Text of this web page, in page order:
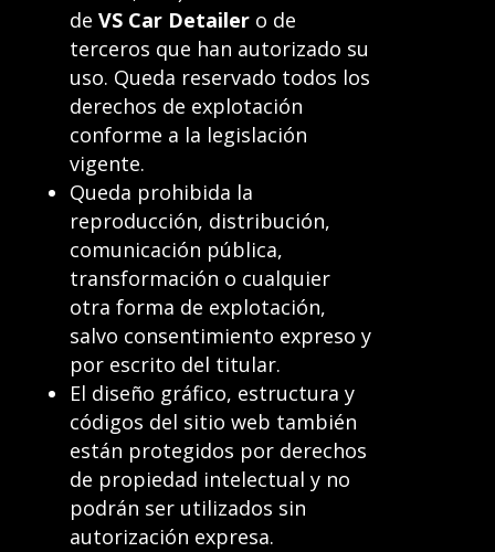
de VS Car Detailer o de
terceros que han autorizado su
uso. Queda reservado todos los
derechos de explotación
conforme a la legislación
vigente.
Queda prohibida la
reproducción, distribución,
comunicación pública,
transformación o cualquier
otra forma de explotación,
salvo consentimiento expreso y
por escrito del titular.
El diseño gráfico, estructura y
códigos del sitio web también
están protegidos por derechos
de propiedad intelectual y no
podrán ser utilizados sin
autorización expresa.